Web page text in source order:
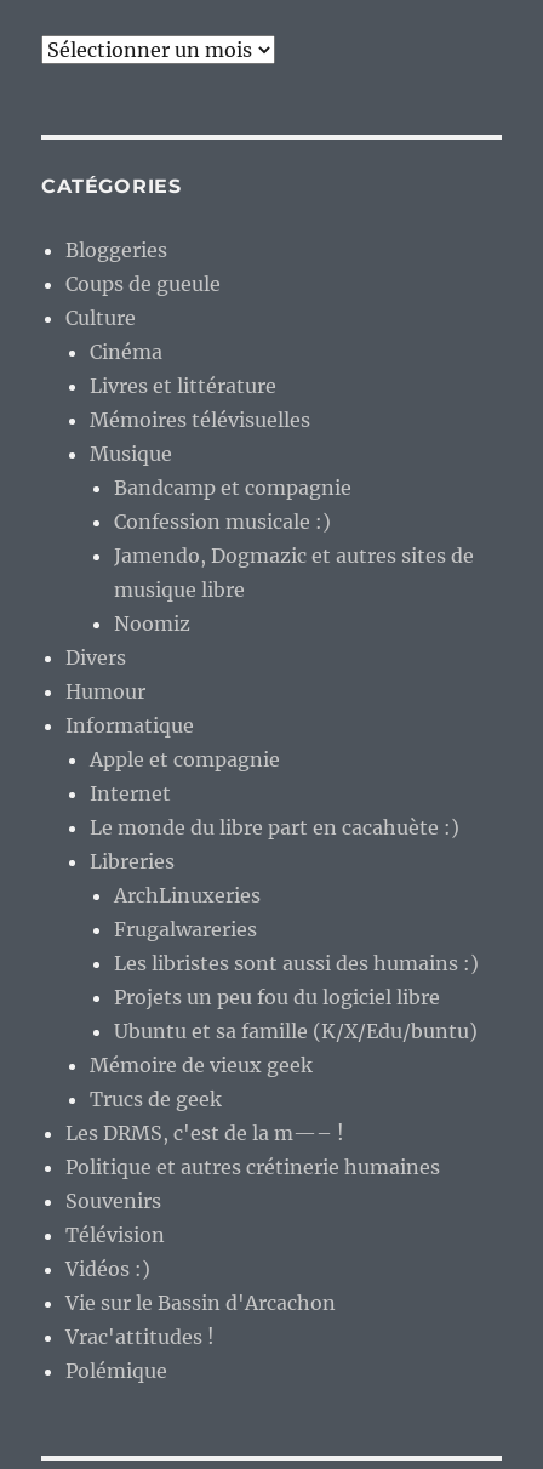
Archives
CATÉGORIES
Bloggeries
Coups de gueule
Culture
Cinéma
Livres et littérature
Mémoires télévisuelles
Musique
Bandcamp et compagnie
Confession musicale :)
Jamendo, Dogmazic et autres sites de
musique libre
Noomiz
Divers
Humour
Informatique
Apple et compagnie
Internet
Le monde du libre part en cacahuète :)
Libreries
ArchLinuxeries
Frugalwareries
Les libristes sont aussi des humains :)
Projets un peu fou du logiciel libre
Ubuntu et sa famille (K/X/Edu/buntu)
Mémoire de vieux geek
Trucs de geek
Les DRMS, c'est de la m—– !
Politique et autres crétinerie humaines
Souvenirs
Télévision
Vidéos :)
Vie sur le Bassin d'Arcachon
Vrac'attitudes !
Polémique